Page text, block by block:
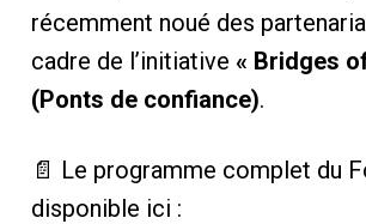
récemment noué des
cadre de l’initiative « Bridges
(Ponts de confiance).
📄 Le programme complet du
disponible ici :